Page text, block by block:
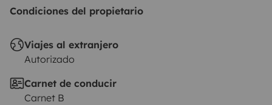
Condiciones del propietario
Viajes al extranjero
Autorizado
Carnet de conducir
Carnet B